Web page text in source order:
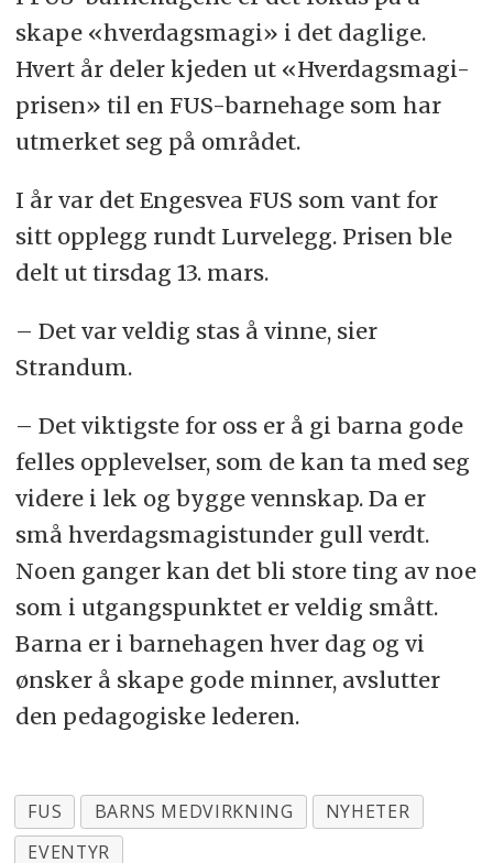
skape «hverdagsmagi» i det daglige.
Hvert år deler kjeden ut «Hverdagsmagi-
prisen» til en FUS-barnehage som har
utmerket seg på området.
I år var det Engesvea FUS som vant for
sitt opplegg rundt Lurvelegg. Prisen ble
delt ut tirsdag 13. mars.
– Det var veldig stas å vinne, sier
Strandum.
– Det viktigste for oss er å gi barna gode
felles opplevelser, som de kan ta med seg
videre i lek og bygge vennskap. Da er
små hverdagsmagistunder gull verdt.
Noen ganger kan det bli store ting av noe
som i utgangspunktet er veldig smått.
Barna er i barnehagen hver dag og vi
ønsker å skape gode minner, avslutter
den pedagogiske lederen.
FUS BARNS MEDVIRKNING
NYHETER
EVENTYR